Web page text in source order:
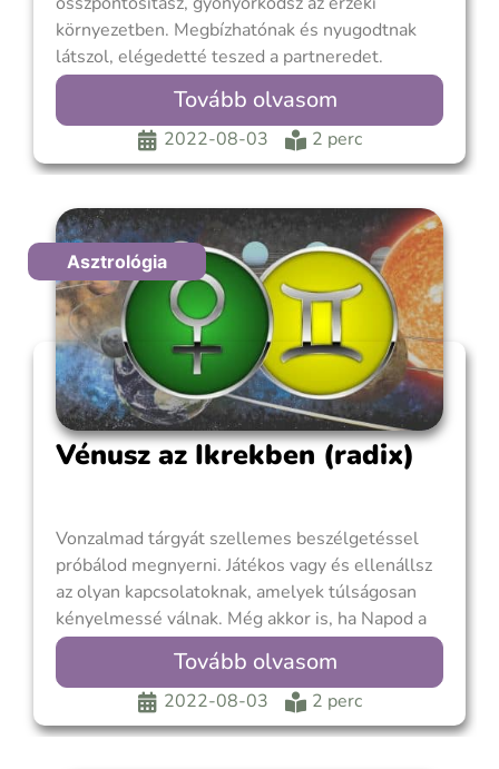
környezetben. Megbízhatónak és nyugodtnak
látszol, elégedetté teszed a partneredet.
Kapcsolataidban szükséged van bizonyos
mértékig kiszámíthatóságra és
megbízhatóságra, még akkor is, ha a Napod a
Kos vagy az Ikrek spontánabb jegyeiben jár. A
Tovább olvasom
2022-08-03 2 perc
Asztrológia
Vénusz az Ikrekben (radix)
Vonzalmad tárgyát szellemes beszélgetéssel
próbálod megnyerni. Játékos vagy és ellenállsz
az olyan kapcsolatoknak, amelyek túlságosan
kényelmessé válnak. Még akkor is, ha Napod a
Bikában vagy a Rákban van. Nem akarod magad
lekötni vagy belefásulni egy kapcsolatba. A
szerelemben nagyra értékeled a
könnyedséget. Gyakran változik az ízlésed, és a
Tovább olvasom
2022-08-03 2 perc